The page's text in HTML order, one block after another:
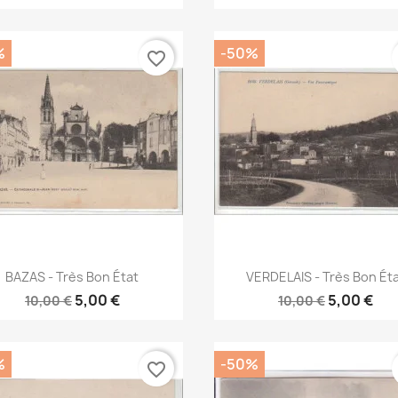
Aperçu rapide
BAZAS - Très Bon État
10,00 € 5,00 €
favorite_border
Aperçu rapide
VERDELAIS - Très Bon
10,00 € 5,00 €
-50%
favorite_border -50%